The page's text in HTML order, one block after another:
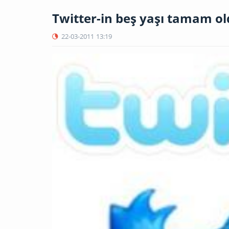
Twitter-in beş yaşı tamam
22-03-2011 13:19